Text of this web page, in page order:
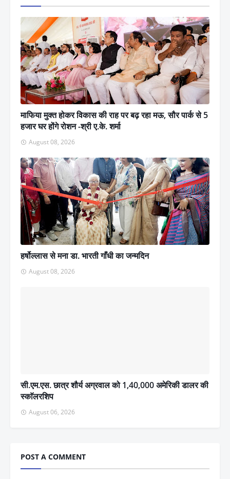
माफिया मुक्त होकर विकास की राह पर बढ़ रहा मऊ, सौर पार्क से 5
हजार घर होंगे रोशन -श्री ए.के. शर्मा
August 08, 2026
हर्षोल्लास से मना डा. भारती गाँधी का जन्मदिन
August 08, 2026
सी.एम.एस. छात्र शौर्य अग्रवाल को 1,40,000 अमेरिकी डालर की
स्काॅलरशिप
August 06, 2026
POST A COMMENT